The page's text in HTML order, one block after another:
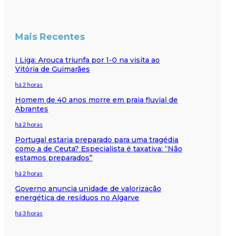
Mais Recentes
I Liga: Arouca triunfa por 1-0 na visita ao
Vitória de Guimarães
há 2 horas
Homem de 40 anos morre em praia fluvial de
Abrantes
há 2 horas
Portugal estaria preparado para uma tragédia
como a de Ceuta? Especialista é taxativa: “Não
estamos preparados”
há 2 horas
Governo anuncia unidade de valorização
energética de resíduos no Algarve
há 3 horas